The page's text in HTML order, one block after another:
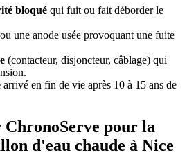
bloqué qui fuit ou fait déborder le
ou une anode usée provoquant une fuite
(contacteur, disjoncteur, câblage) qui
arrivé en fin de vie après 10 à 15 ans de
pour la
d'eau chaude à Nice